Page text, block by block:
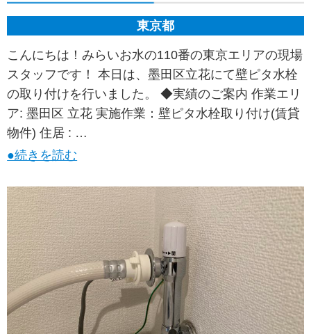
東京都
こんにちは！みらいお水の110番の東京エリアの現場
スタッフです！ 本日は、墨田区立花にて壁ピタ水栓
の取り付けを行いました。 ◆実績のご案内 作業エリ
ア: 墨田区 立花 実施作業：壁ピタ水栓取り付け(賃貸
物件) 住居 : …
●続きを読む